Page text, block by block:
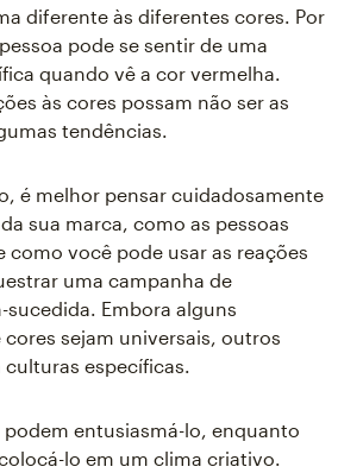
diferente às diferentes cores. Por
pode se sentir de uma
quando vê a cor vermelha.
às cores possam não ser as
tendências.
é melhor pensar cuidadosamente
sua marca, como as pessoas
como você pode usar as reações
uma campanha de
sucedida. Embora alguns
sejam universais, outros
culturas específicas.
podem entusiasmá-lo, enquanto
lo em um clima criativo.